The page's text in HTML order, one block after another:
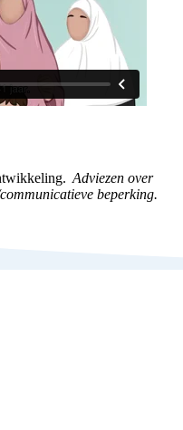
Adviezen over
beperking.